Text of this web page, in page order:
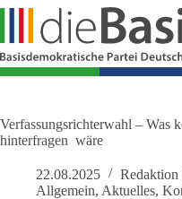
Zum
springen
Verfassungsrichterwahl – Was
hinterfragen wäre
22.08.2025
Redaktion
Allgemein, Aktuelles,